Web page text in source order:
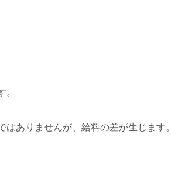
。
ありませんが、給料の差が生じます。